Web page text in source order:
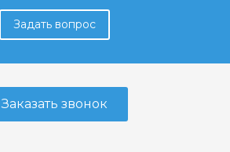
Задать вопрос
Заказать звонок